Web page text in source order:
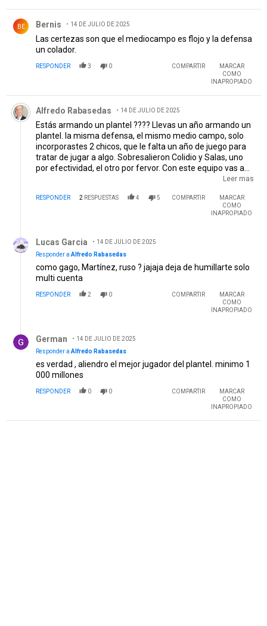
BE Bernis 14 DE JULIO DE 2025
Las certezas son que el mediocampo es flojo y la defensa
un colador.
RESPONDER 3 0 COMPARTIR
MARCAR
COMO
INAPROPIADO
Comentario de Alfredo Rabasedas.
Alfredo Rabasedas 14 DE JULIO DE 2025
Estás armando un plantel ???? Llevas un año armando un
plantel. la misma defensa, el mismo medio campo, solo
incorporastes 2 chicos, que le falta un año de juego para
tratar de jugar a algo. Sobresalieron Colidio y Salas, uno
por efectividad, el otro por fervor. Con este equipo vas a
encarar la Libertadores??? Al menos dejalo a Borja, que
profesional, que vaya a jugar al futsal, no en la primera de
River. A Aliendro lo quieren todos los equipos y vos lo
cobran carísimos jugadores del montón. No será hora de
que venga un nuevo DT, que sepa algo de futbol ???
Leer mas
RESPONDER 2 RESPUESTAS 4 5 COMPARTIR
MARCAR
COMO
INAPROPIADO
Lucas Garcia
14 DE JULIO DE 2025
Responder aAlfredo Rabasedas
como gago, Martínez, ruso ? jajaja deja de humillarte solo
multi cuenta
RESPONDER 2 0 COMPARTIR
MARCAR
COMO
INAPROPIADO
German
14 DE JULIO DE 2025
Responder aAlfredo Rabasedas
es verdad , aliendro el mejor jugador del plantel. minimo 1
000 millones
RESPONDER 0 0 COMPARTIR
MARCAR
COMO
INAPROPIADO